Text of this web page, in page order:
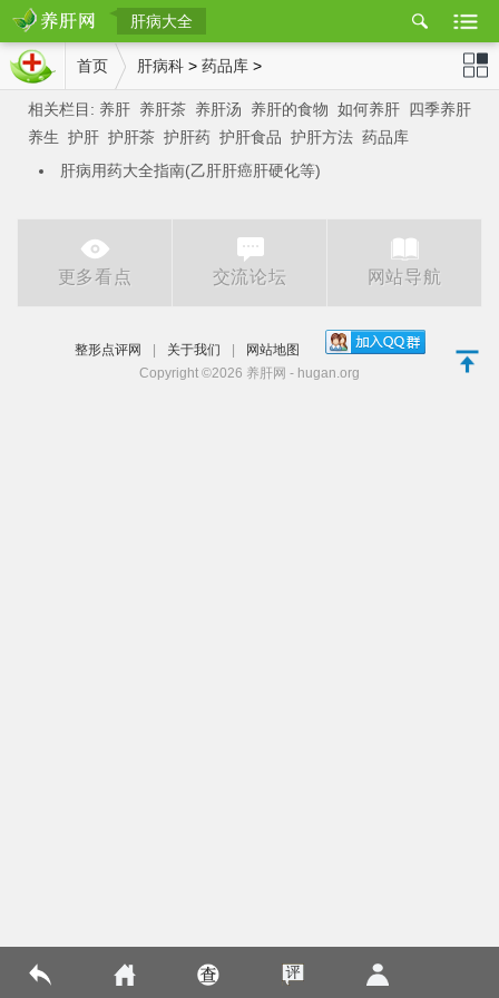
肝病大全
置
肝网 站导航
首页 肝病科 > 药品库 >
相关栏目: 养肝 养肝茶 养肝汤 养肝的食物 如何养肝 四季养肝
养生 护肝 护肝茶 护肝药 护肝食品 护肝方法 药品库
肝病用药大全指南(乙肝肝癌肝硬化等)
更多看点 交流论坛 网站导航
整形点评网 关于我们
网站地图
Copyright ©2026 养肝网 - hugan.org